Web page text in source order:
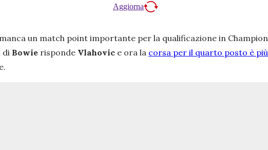
Aggiorna
manca un match point importante per la qualificazione in
di Bowie risponde Vlahovic e ora la corsa per il quarto posto è